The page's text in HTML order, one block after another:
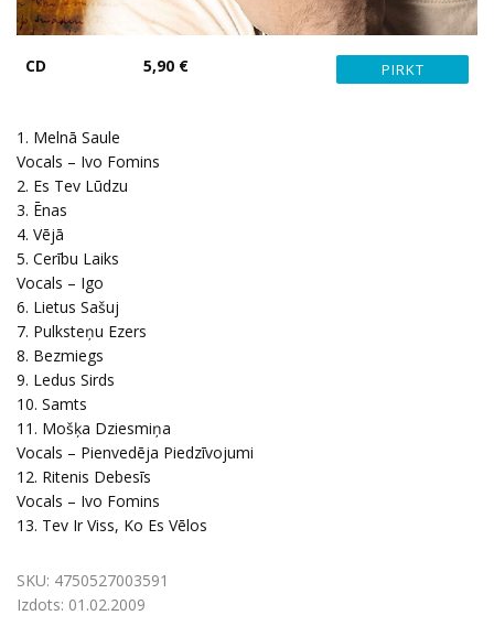
CD 5,90 €
1. Melnā Saule
Vocals – Ivo Fomins
2. Es Tev Lūdzu
3. Ēnas
4. Vējā
5. Cerību Laiks
Vocals – Igo
6. Lietus Sašuj
7. Pulksteņu Ezers
8. Bezmiegs
9. Ledus Sirds
10. Samts
11. Mošķa Dziesmiņa
Vocals – Pienvedēja Piedzīvojumi
12. Ritenis Debesīs
Vocals – Ivo Fomins
13. Tev Ir Viss, Ko Es Vēlos
SKU: 4750527003591
Izdots: 01.02.2009